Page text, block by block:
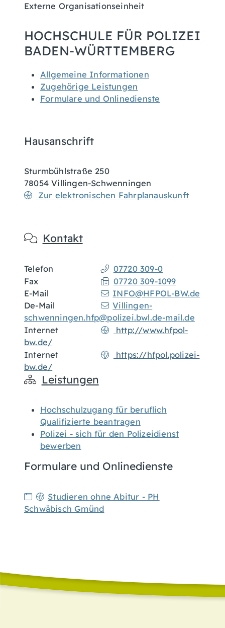
Externe Organisationseinheit
HOCHSCHULE FÜR POLIZEI
BADEN-WÜRTTEMBERG
Allgemeine Informationen
Zugehörige Leistungen
Formulare und Onlinedienste
Hausanschrift
Sturmbühlstraße 250
78054 Villingen-Schwenningen
Zur elektronischen Fahrplanauskunft
Kontakt
Telefon
07720 309-0
Fax
07720 309-1099
E-Mail
INFO@HFPOL-BW.de
De-Mail
Villingen-
schwenningen.hfp@polizei.bwl.de-mail.de
Internet
http://www.hfpol-
bw.de/
Internet
https://hfpol.polizei-
bw.de/
Leistungen
Hochschulzugang für beruflich
Qualifizierte beantragen
Polizei - sich für den Polizeidienst
bewerben
Formulare und Onlinedienste
Studieren ohne Abitur - PH
Schwäbisch Gmünd